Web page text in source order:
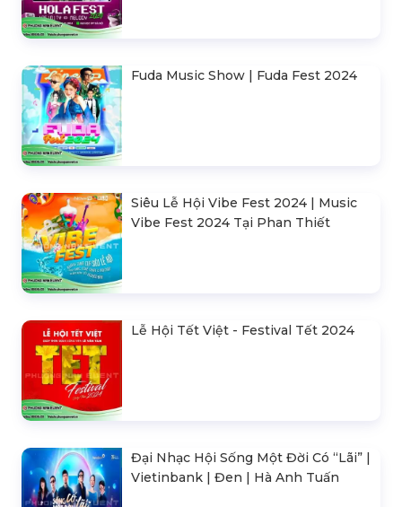
Fuda Music Show | Fuda Fest 2024
Siêu Lễ Hội Vibe Fest 2024 | Music
Vibe Fest 2024 Tại Phan Thiết
Lễ Hội Tết Việt - Festival Tết 2024
Đại Nhạc Hội Sống Một Đời Có “Lãi” |
Vietinbank | Đen | Hà Anh Tuấn